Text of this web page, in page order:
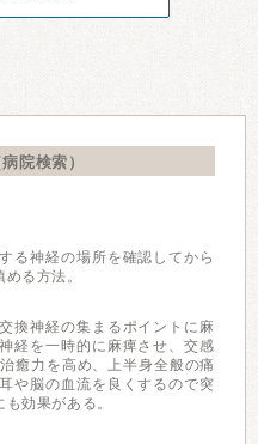
院検索）
る神経の場所を確認してから
る方法。
換神経の集まるポイントに麻
経を一時的に麻痺させ、交感
癒力を高め、上半身全般の痛
や脳の血流を良くするので突
効果がある。